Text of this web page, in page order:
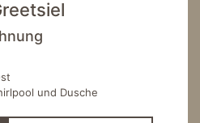
und Dusche